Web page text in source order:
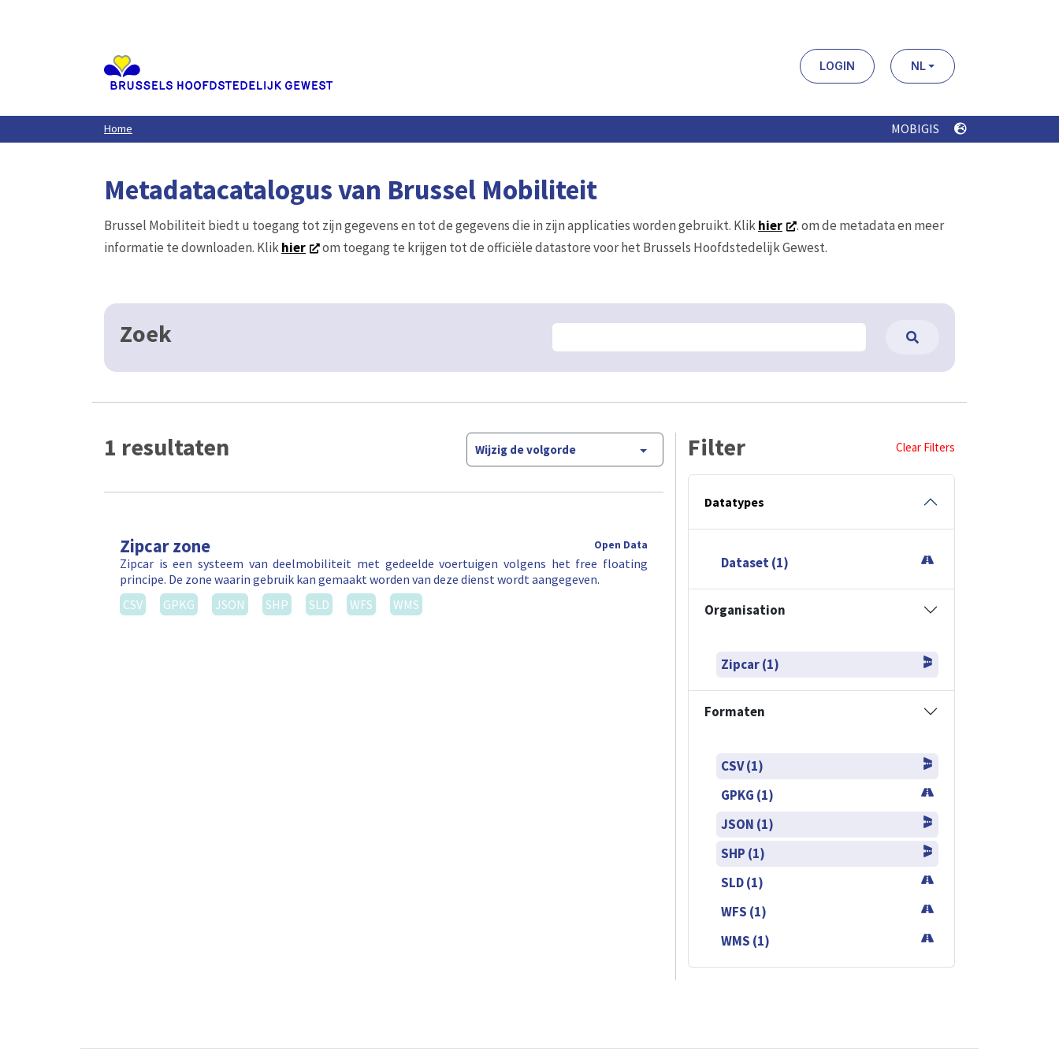
LOGIN NL
Home MOBIGIS
Metadatacatalogus van Brussel Mobiliteit
Brussel Mobiliteit biedt u toegang tot zijn gegevens en tot de gegevens die in zijn applicaties worden gebruikt. Klikhier
. om de metadata en meer
informatie te downloaden. Klikhier om toegang te krijgen tot de officiële datastore voor het Brussels Hoofdstedelijk Gewest.
Zoek
1 resultaten Wijzig de volgorde
Zipcar zone Open Data
Zipcar is een systeem van deelmobiliteit met gedeelde voertuigen volgens het free floating
principe. De zone waarin gebruik kan gemaakt worden van deze dienst wordt aangegeven.
CSV
GPKG JSON SHP SLD WFS WMS
Filter Clear Filters
Datatypes
Dataset (1)
Organisation
Zipcar (1)
Formaten
CSV (1)
GPKG (1)
JSON (1)
SHP (1)
SLD (1)
WFS (1)
WMS (1)